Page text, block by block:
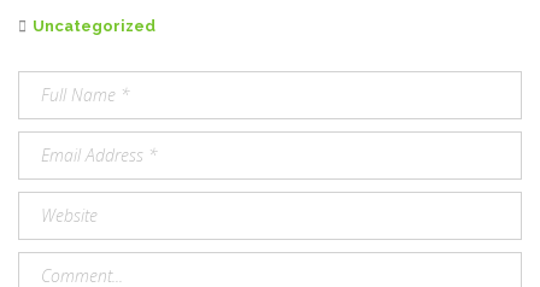
Categories
Uncategorized